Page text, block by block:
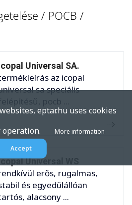
/ POCB /
Universal SA.
az icopal
sa speciális
pocb ...
Universal WS
erős, rugalmas,
és egyedülállóan
alacsony ...
eptar.hu uses cookies
operation.
More information
Accept